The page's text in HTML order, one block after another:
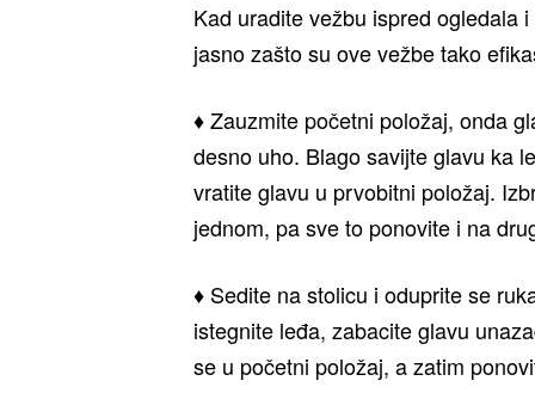
Kad uradite vežbu ispred ogledala
jasno zašto su ove vežbe tako
♦ Zauzmite početni položaj, onda
desno uho. Blago savijte glavu ka
vratite glavu u prvobitni položaj.
jednom, pa sve to ponovite i na
♦ Sedite na stolicu i oduprite se
istegnite leđa, zabacite glavu
se u početni položaj, a zatim